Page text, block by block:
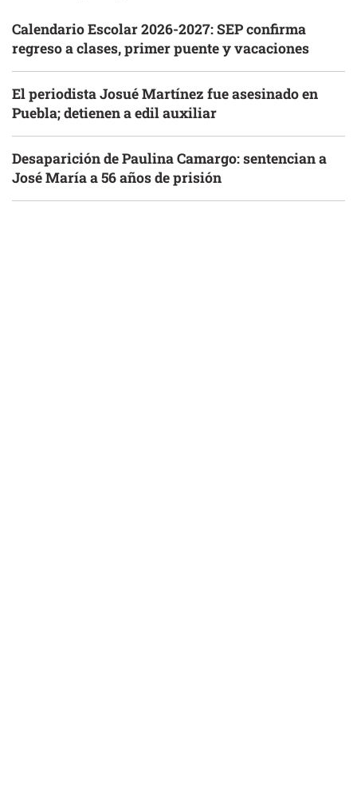
Calendario Escolar 2026-2027: SEP confirma
regreso a clases, primer puente y vacaciones
El periodista Josué Martínez fue asesinado en
Puebla; detienen a edil auxiliar
Desaparición de Paulina Camargo: sentencian a
José María a 56 años de prisión